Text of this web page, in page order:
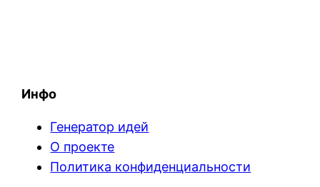
Инфо
Генератор идей
О проекте
Политика конфиденциальности